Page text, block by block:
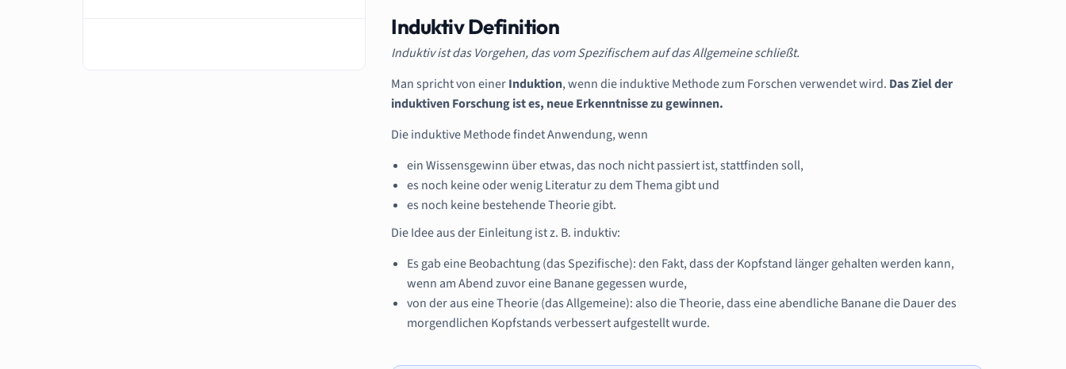
Induktiv Definition
Induktiv ist das Vorgehen, das vom Spezifischem auf das Allgemeine schließt.
Man spricht von einerInduktion, wenn die induktive Methode zum Forschen verwendet wird. Das Ziel der
induktiven Forschung ist es, neue Erkenntnisse zu gewinnen.
Die induktive Methode findet Anwendung, wenn
ein Wissensgewinn über etwas, das noch nicht passiert ist, stattfinden soll,
es noch keine oder wenig Literatur zu dem Thema gibt und
es noch keine bestehende Theorie gibt.
Die Idee aus der Einleitung ist z. B. induktiv:
Es gab eine Beobachtung (das Spezifische): den Fakt, dass der Kopfstand länger gehalten werden kann,
wenn am Abend zuvor eine Banane gegessen wurde,
von der aus eine Theorie (das Allgemeine): also die Theorie, dass eine abendliche Banane die Dauer des
morgendlichen Kopfstands verbessert aufgestellt wurde.